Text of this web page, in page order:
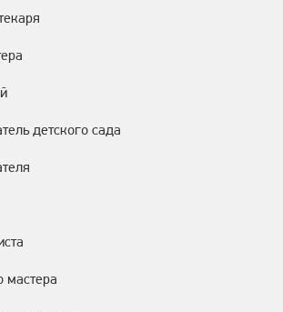
детского сада
мастера